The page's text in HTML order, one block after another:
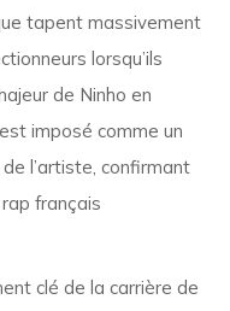
tapent massivement
lorsqu’ils
de Ninho en
imposé comme un
l’artiste, confirmant
français
clé de la carrière de